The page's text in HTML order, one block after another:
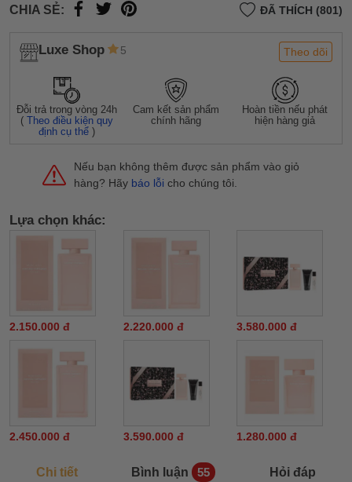
CHIA SẺ: ĐÃ THÍCH (801)
Luxe Shop 5 Theo dõi
Đỗi trả trong vòng 24h
(Theo điều kiện quy
định cụ thể )
Cam kết sản phẩm
chính hãng
Hoàn tiền nếu phát
hiện hàng giả
Nếu bạn không thêm được sản phẩm vào giỏ
hàng? Hãy báo lỗi cho chúng tôi.
Lựa chọn khác:
2.150.000 đ 2.220.000 đ 3.580.000 đ
2.450.000 đ 3.590.000 đ 1.280.000 đ
Chi tiết Bình luận 55 Hỏi đáp